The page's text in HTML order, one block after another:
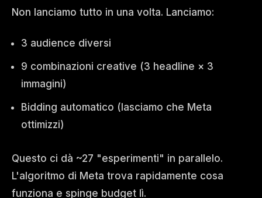
Non lanciamo tutto in una volta. Lanciamo:
3 audience diversi
9 combinazioni creative (3 headline × 3
immagini)
Bidding automatico (lasciamo che Meta
ottimizzi)
Questo ci dà ~27 "esperimenti" in parallelo.
L'algoritmo di Meta trova rapidamente cosa
funziona e spinge budget lì.